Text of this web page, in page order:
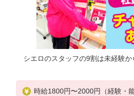
シエロのスタッフの9割は未経験か
時給1800円〜2000円（経験・